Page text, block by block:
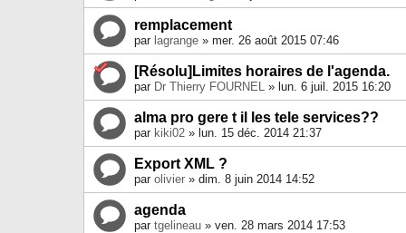
remplacement
par lagrange » mer. 26 août 2015 07:46
[Résolu]Limites horaires de l'agenda.
par Dr Thierry FOURNEL » lun. 6 juil. 2015 16:20
alma pro gere t il les tele services??
par kiki02 » lun. 15 déc. 2014 21:37
Export XML ?
par olivier » dim. 8 juin 2014 14:52
agenda
par tgelineau » ven. 28 mars 2014 17:53